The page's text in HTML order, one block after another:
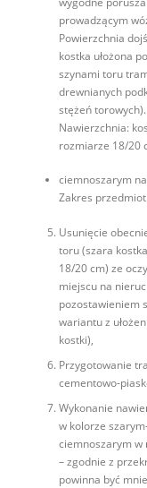
prowadzącym
Powierzchnia
kostka ułożona
szynami toru
drewnianych
stężeń torowych).
Nawierzchnia:
rozmiarze 18/20
ciemnoszarym
Zakres
Usunięcie
toru (szara
18/20 cm) ze
miejscu na
pozostawieniem
wariantu z
kostki),
Przygotowanie
cementowo-
Wykonanie
w kolorze
ciemnoszarym w
– zgodnie z
powinna być